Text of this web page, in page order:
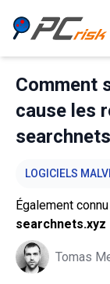
Comment
cause les
LOGICIELS
Également
searchnets.xyz
Tomas